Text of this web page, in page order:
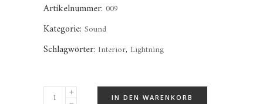
Artikelnummer: 009
Kategorie: Sound
Schlagwörter: Interior, Lightning
IN DEN WARENKORB